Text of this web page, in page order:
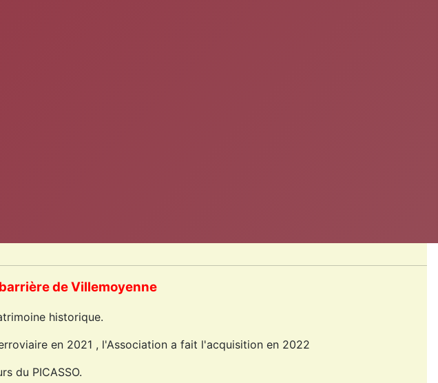
de Villemoyenne
historique.
en 2021 , l'Association a fait l'acquisition en 2022
du PICASSO.